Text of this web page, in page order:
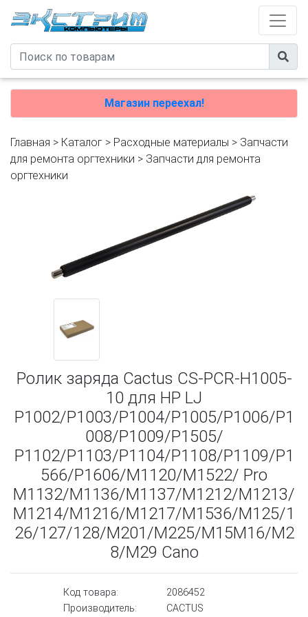
Магазин переехал!
Главная > Каталог > Расходные материалы > Запчасти
для ремонта оргтехники > Запчасти для ремонта
оргтехники
Ролик заряда Cactus CS-PCR-H1005-
10 для HP LJ
P1002/P1003/P1004/P1005/P1006/P1
008/P1009/P1505/
P1102/P1103/P1104/P1108/P1109/P1
566/P1606/M1120/M1522/ Pro
M1132/M1136/M1137/M1212/M1213/
M1214/M1216/M1217/M1536/M125/1
26/127/128/M201/M225/M15M16/M2
8/M29 Cano
Код товара:
2086452
Производитель:
CACTUS